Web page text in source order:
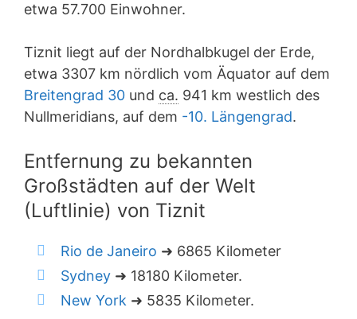
etwa 57.700 Einwohner.
Tiznit liegt auf der Nordhalbkugel der Erde,
etwa 3307 km nördlich vom Äquator auf dem
Breitengrad 30 und ca. 941 km westlich des
Nullmeridians, auf dem -10. Längengrad.
Entfernung zu bekannten
Großstädten auf der Welt
(Luftlinie) von Tiznit
Rio de Janeiro ➜ 6865 Kilometer
Sydney ➜ 18180 Kilometer.
New York ➜ 5835 Kilometer.